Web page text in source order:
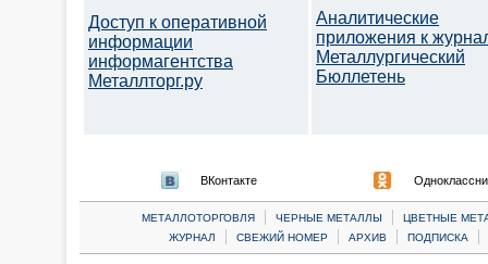
Доступ к оперативной
информации
информагентства
Металлторг.ру
Аналитические
приложения к
Металлургический
Бюллетень
ВКонтакте
МЕТАЛЛОТОРГОВЛЯ | ЧЕРНЫЕ МЕТАЛЛЫ |
ЦВЕТНЫЕ
ЖУРНАЛ
| СВЕЖИЙ НОМЕР | АРХИВ | ПОДПИСКА |